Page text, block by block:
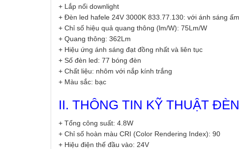
+ Lắp nổi downlight
+ Đèn led hafele 24V 3000K 833.77.130: với ánh sáng
+ Chỉ số hiệu quả quang thông (lm/W): 75Lm/W
+ Quang thông: 362Lm
+ Hiệu ứng ánh sáng đạt đồng nhất và liên tục
+ Số đèn led: 77 bóng đèn
+ Chất liệu: nhôm với nắp kính trắng
+ Màu sắc: bạc
II. THÔNG TIN KỸ THUẬT
+ Tổng công suất: 4.8W
+ Chỉ số hoàn màu CRI (Color Rendering Index): 90
+ Hiệu điện thế đầu vào: 24V